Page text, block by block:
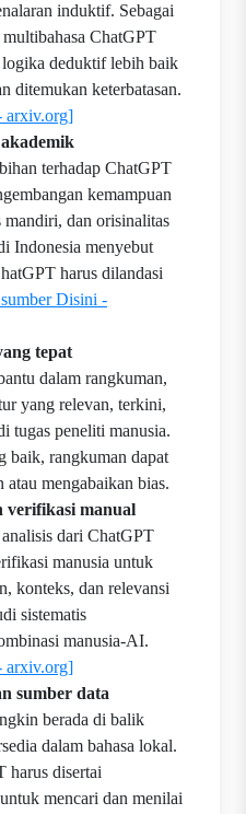
induktif. Sebagai
ChatGPT
deduktif lebih baik
ditemukan keterbatasan.
arxiv.org]
terhadap ChatGPT
kemampuan
dan orisinalitas
Indonesia menyebut
harus dilandasi
Disini -
tepat
dalam rangkuman,
yang relevan, terkini,
tugas peneliti manusia.
baik, rangkuman dapat
atau mengabaikan bias.
verifikasi manual
dari ChatGPT
manusia untuk
konteks, dan relevansi
sistematis
manusia-AI.
arxiv.org]
sumber data
berada di balik
dalam bahasa lokal.
harus disertai
mencari dan menilai